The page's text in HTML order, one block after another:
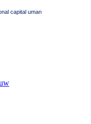
capital uman